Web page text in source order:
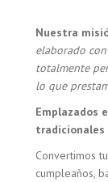
Nuestra
elaborado
totalmente
lo que
Emplazados
tradicionales
Convertimos
cumpleaños,